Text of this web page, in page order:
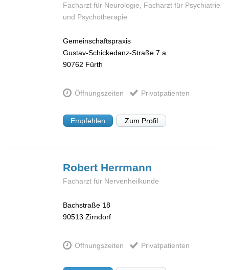
Facharzt für Neurologie, Facharzt für Psychiatrie
und Psychotherapie
Gemeinschaftspraxis
Gustav-Schickedanz-Straße 7 a
90762 Fürth
Öffnungszeiten Privatpatienten
Empfehlen Zum Profil
Robert Herrmann
Facharzt für Nervenheilkunde
Bachstraße 18
90513 Zirndorf
Öffnungszeiten Privatpatienten